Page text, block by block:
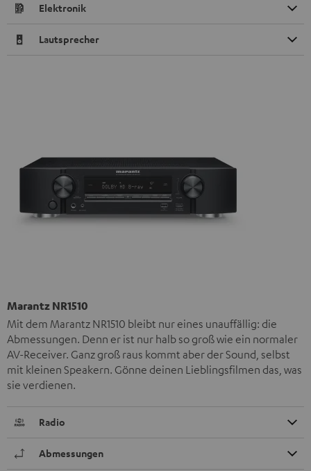
Elektronik
Lautsprecher
Marantz NR1510
Mit dem Marantz NR1510 bleibt nur eines unauffällig: die
Abmessungen. Denn er ist nur halb so groß wie ein normaler
AV-Receiver. Ganz groß raus kommt aber der Sound, selbst
mit kleinen Speakern. Gönne deinen Lieblingsfilmen das, was
sie verdienen.
Radio
Abmessungen